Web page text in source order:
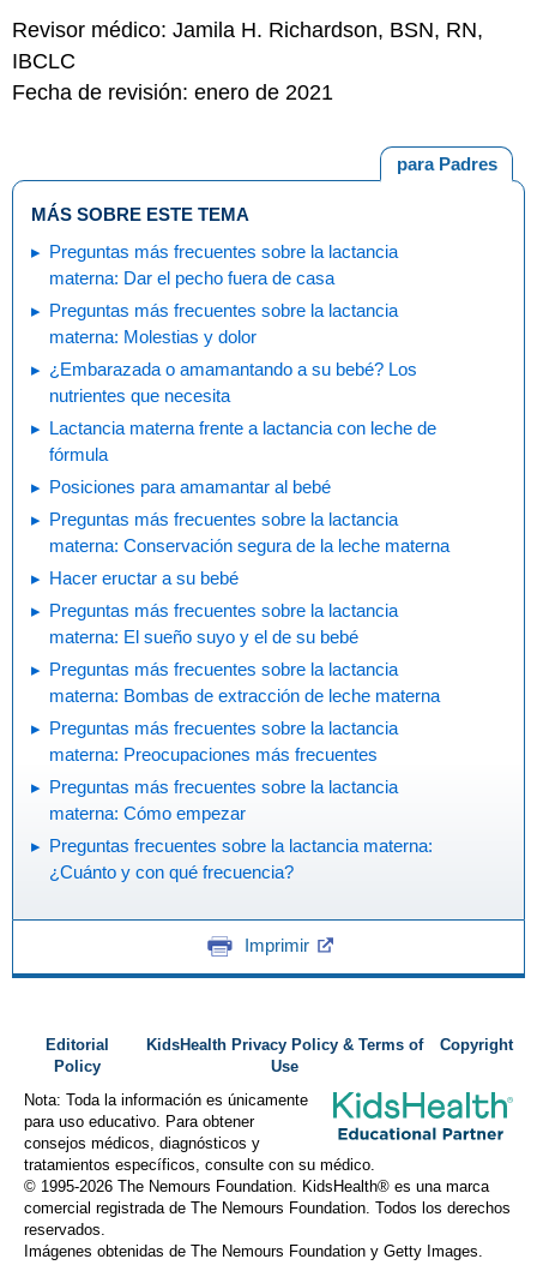
Revisor médico: Jamila H. Richardson, BSN, RN,
IBCLC
Fecha de revisión: enero de 2021
para Padres
MÁS SOBRE ESTE TEMA
Preguntas más frecuentes sobre la lactancia
materna: Dar el pecho fuera de casa
Preguntas más frecuentes sobre la lactancia
materna: Molestias y dolor
¿Embarazada o amamantando a su bebé? Los
nutrientes que necesita
Lactancia materna frente a lactancia con leche de
fórmula
Posiciones para amamantar al bebé
Preguntas más frecuentes sobre la lactancia
materna: Conservación segura de la leche materna
Hacer eructar a su bebé
Preguntas más frecuentes sobre la lactancia
materna: El sueño suyo y el de su bebé
Preguntas más frecuentes sobre la lactancia
materna: Bombas de extracción de leche materna
Preguntas más frecuentes sobre la lactancia
materna: Preocupaciones más frecuentes
Preguntas más frecuentes sobre la lactancia
materna: Cómo empezar
Preguntas frecuentes sobre la lactancia materna:
¿Cuánto y con qué frecuencia?
Imprimir
Editorial
Policy
KidsHealth Privacy Policy & Terms of
Use
Copyright
Nota: Toda la información es únicamente
para uso educativo. Para obtener
consejos médicos, diagnósticos y
tratamientos específicos, consulte con su médico.
© 1995-2026 The Nemours Foundation. KidsHealth® es una marca
comercial registrada de The Nemours Foundation. Todos los derechos
reservados.
Imágenes obtenidas de The Nemours Foundation y Getty Images.